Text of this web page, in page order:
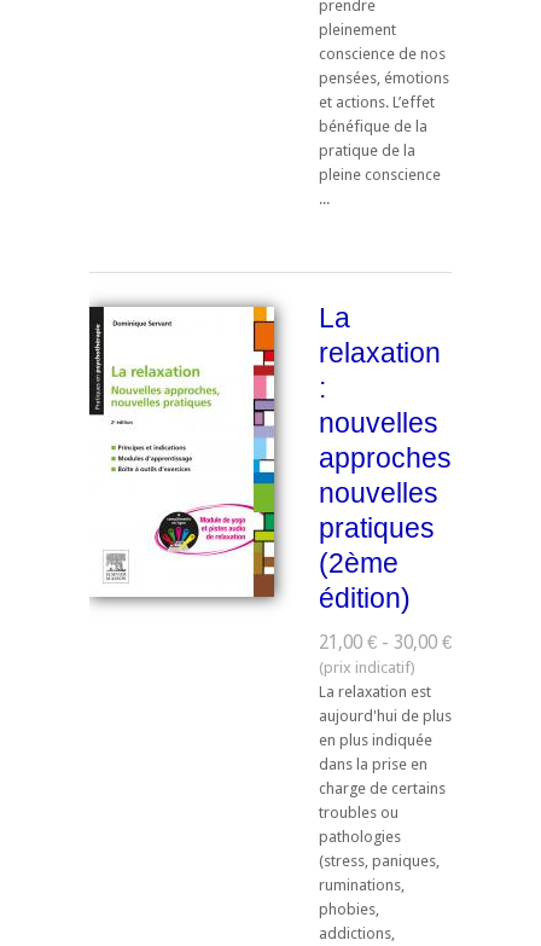
prendre
pleinement
conscience de nos
pensées, émotions
et actions. L’effet
bénéfique de la
pratique de la
pleine conscience
...
La
relaxation
:
nouvelles
approches,
nouvelles
pratiques
(2ème
édition)
21,00 € - 30,00 €
La relaxation est
aujourd'hui de plus
en plus indiquée
dans la prise en
charge de certains
troubles ou
pathologies
(stress, paniques,
ruminations,
phobies,
addictions,